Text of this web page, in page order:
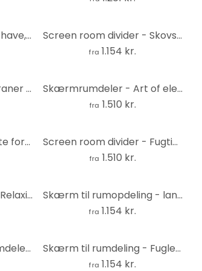
Rumdeler - Hemmelig have, 3-delt Screen room divider - Skovsø, 3-delt
fra 1.154 kr.
Japansk rumdeler - Traner om natten, 5-delt
Skærmrumdeler - Art of elegance, 5-delt - 225x172 cm
fra 1.510 kr.
Skærmrumdeler - Lette former, 3-delt Screen room divider - Fugtig skov , 5-delt - 225x172 cm
fra 1.510 kr.
Screen room divider - Relaxing on the beach , 5-delt - 225x172 cm Skærm til rumopdeling - landsted, 3-delt
fra 1.154 kr.
Japansk foldevæg rumdeler - Blomstereng, 3-delt Skærm til rumdeling - Fuglesang, 3-delt
fra 1.154 kr.